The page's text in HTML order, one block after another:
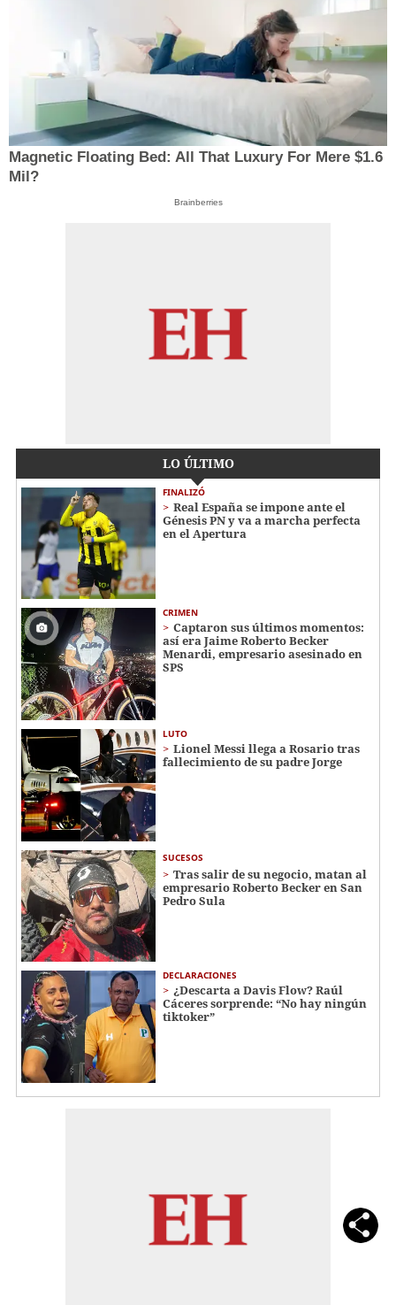
Magnetic Floating Bed: All That Luxury For Mere $1.6
Mil?
Brainberries
LO ÚLTIMO
FINALIZÓ
Real España se impone ante el
Génesis PN y va a marcha perfecta
en el Apertura
CRIMEN
Captaron sus últimos momentos:
así era Jaime Roberto Becker
Menardi​​​, empresario asesinado en
SPS
LUTO
Lionel Messi llega a Rosario tras
fallecimiento de su padre Jorge
SUCESOS
Tras salir de su negocio, matan al
empresario Roberto Becker en San
Pedro Sula
DECLARACIONES
¿Descarta a Davis Flow? Raúl
Cáceres sorprende: “No hay ningún
tiktoker”